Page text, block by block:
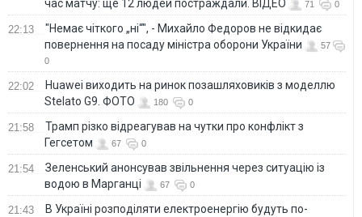
час матчу: ще 12 людей постраждали. ВІДЕО 71 0
22:13
"Немає чіткого „ні“", - Михайло Федоров не відкидає
повернення на посаду міністра оборони України
57
0
22:02
Huawei виходить на ринок позашляховиків з моделлю
Stelato G9. ФОТО
180 0
21:58
Трамп різко відреагував на чутки про конфлікт з
Гегсетом
67 0
21:54
Зеленський анонсував звільнення через ситуацію із
водою в Марганці
67 0
21:43
В Україні розподіляти електроенергію будуть по-